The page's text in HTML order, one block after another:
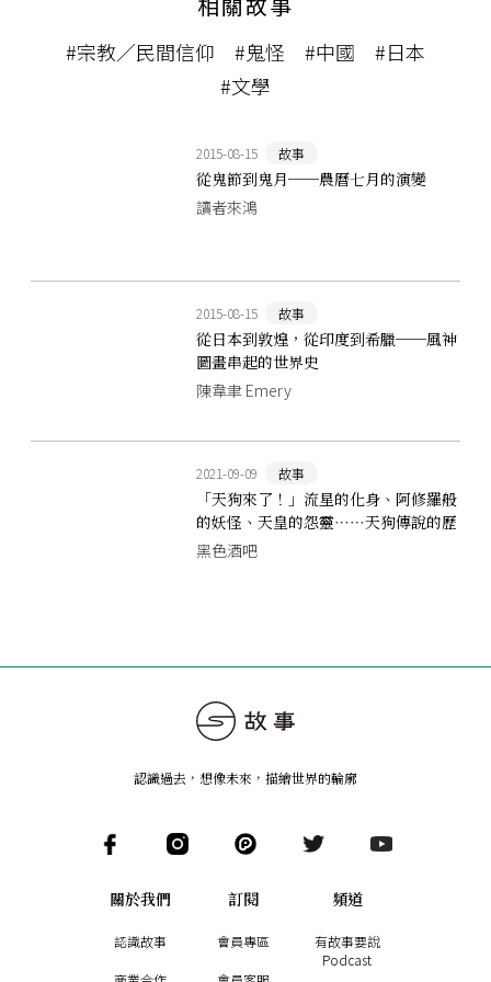
#宗教／民間信仰 #鬼怪 #中國
#日本
#文學
2015-08-15 故事
從鬼節到鬼月──農曆七月的演變
讀者來鴻
2015-08-15 故事
從日本到敦煌，從印度到希臘──風神
圖畫串起的世界史
陳韋聿 Emery
2021-09-09 故事
「天狗來了！」流星的化身、阿修羅般
的妖怪、天皇的怨靈⋯⋯天狗傳說的歷
史流變
黑色酒吧
認識過去，想像未來 ， 描繪世界的輪廓
關於我們
認識故事
訂閱
會員專區
頻道
有故事要說
Podcast